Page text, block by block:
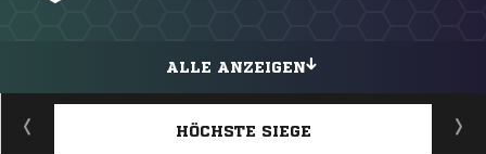
ALLE ANZEIGEN
HÖCHSTE SIEGE